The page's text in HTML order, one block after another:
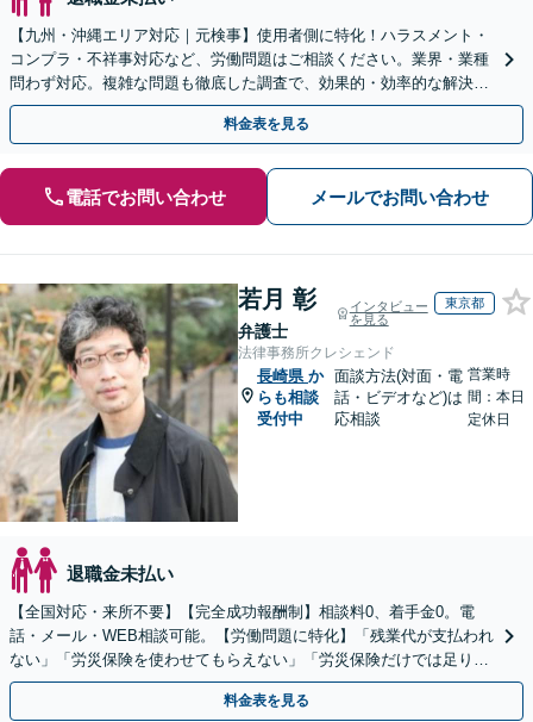
【九州・沖縄エリア対応｜元検事】使用者側に特化！ハラスメント・
コンプラ・不祥事対応など、労働問題はご相談ください。業界・業種
問わず対応。複雑な問題も徹底した調査で、効果的・効率的な解決を
目指します。セカンドオピニオン可【休日・夜間相談可】
料金表を見る
電話でお問い合わせ メールでお問い合わせ
若月 彰
弁護士
インタビュー
を見る
東京都
法律事務所クレシェンド
長崎県 か
らも相談
受付中
面談方法(対面・電
話・ビデオなど)は
応相談
営業時
間：本日
定休日
退職金未払い
【全国対応・来所不要】【完全成功報酬制】相談料0、着手金0。電
話・メール・WEB相談可能。【労働問題に特化】「残業代が支払われ
ない」「労災保険を使わせてもらえない」「労災保険だけでは足りな
い。損害賠償請求したい」など労働問題はお任せを。
料金表を見る